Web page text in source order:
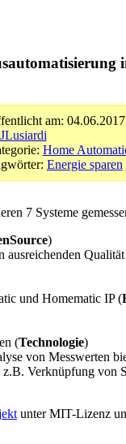
am: 04.06.2017
JLusiardi
Home
Energie sparen
7 Systeme
)
und Homematic IP (
(Technologie)
von Messwerten
Verknüpfung von
unter MIT-Lizenz